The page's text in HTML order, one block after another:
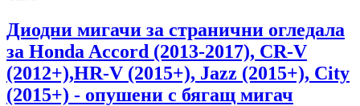
Диодни мигачи за странични огледала
за Honda Accord (2013-2017), CR-V
(2012+),HR-V (2015+), Jazz (2015+), City
(2015+) - опушени с бягащ мигач